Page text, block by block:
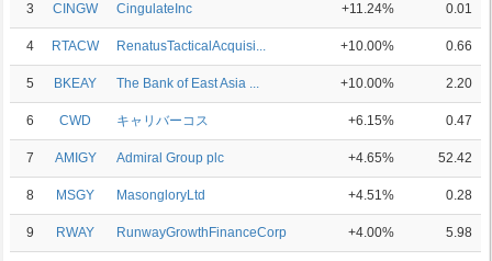
3 CINGW CingulateInc +11.24% 0.01
4 RTACW RenatusTacticalAcquisi... +10.00% 0.66
5 BKEAY The Bank of East Asia ... +10.00% 2.20
6 CWD キャリバーコス +6.15% 0.47
7 AMIGY Admiral Group plc +4.65% 52.42
8 MSGY MasongloryLtd +4.51% 0.28
9 RWAY RunwayGrowthFinanceCorp +4.00% 5.98